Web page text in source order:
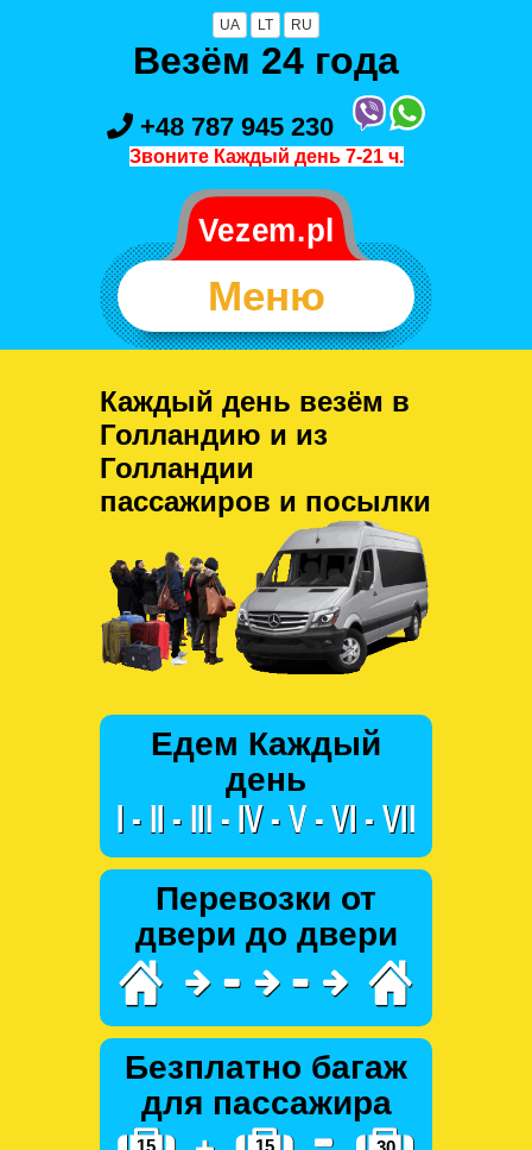
UA LT RU
Везём 24 года
+48 787 945 230
Звоните Каждый день 7-21 ч.
Меню
Каждый день везём в
Голландию и из
Голландии
пассажиров и посылки
Едем Каждый
день
Перевозки от
двери до двери
Безплатно багаж
для пассажира